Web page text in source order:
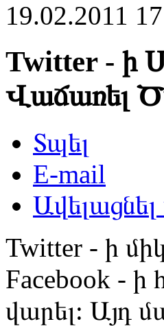
19.02.2011
Twitter - ի
Վաճառել
Տպել
E-mail
Twitter - ի
Facebook - ի
վարել: Այդ